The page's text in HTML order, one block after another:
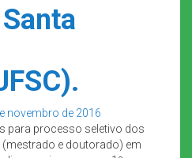
novembro de 2016
para processo seletivo dos
e doutorado) em